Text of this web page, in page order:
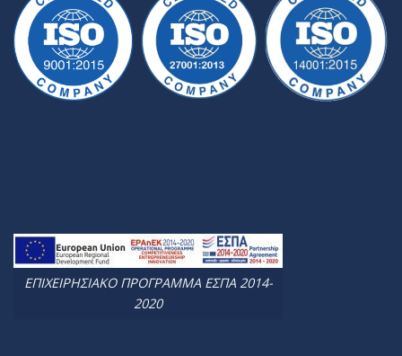
ΕΠΙΧΕΙΡΗΣΙΑΚΟ ΠΡΟΓΡΑΜΜΑ ΕΣΠΑ 2014-
2020